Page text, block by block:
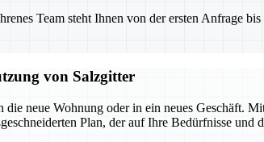
Team steht Ihnen von der ersten Anfrage
von Salzgitter
neue Wohnung oder in ein neues Geschäft.
Plan, der auf Ihre Bedürfnisse